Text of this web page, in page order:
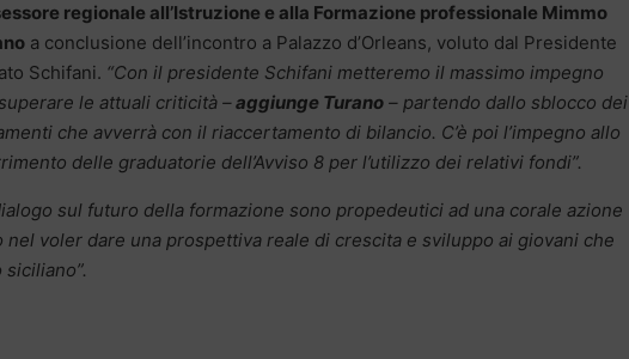
regionale all’Istruzione e alla Formazione professionale Mimmo
a conclusione dell’incontro a Palazzo d’Orleans, voluto dal Presidente
Schifani. “Con il presidente Schifani metteremo il massimo impegno
le attuali criticità –aggiunge Turano – partendo dallo sblocco dei
che avverrà con il riaccertamento di bilancio. C’è poi l’impegno allo
delle graduatorie dell’Avviso 8 per l’utilizzo dei relativi fondi”.
sul futuro della formazione sono propedeutici ad una corale azione
nel voler dare una prospettiva reale di crescita e sviluppo ai giovani che